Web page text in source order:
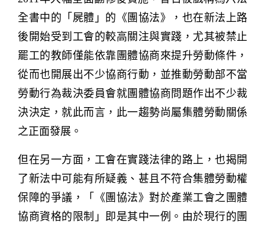
全書中的「屍體」的《團協法》，也在新法上路
後開始受到工會的較高關注與實踐，尤其被禁止
罷工的教師僅能依靠團體協商來提升勞動條件，
從而也開展出不少協商行動，並推動勞動部不當
勞動行為裁決委員會就團體協商問題作出不少裁
決決定，就此而言，此一趨勢尚屬集體勞動關係
之正面發展。
但在另一方面，工會在實踐法律的路上，也揭開
了新法中可能有所疑義、甚且不符合集體勞動權
保障的爭議，「《團協法》對於產業工會之團體
協商資格的限制」即是其中一例。由於現行的團